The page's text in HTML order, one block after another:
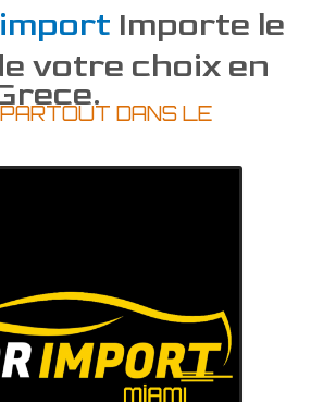
Importe le
votre choix en
DANS LE